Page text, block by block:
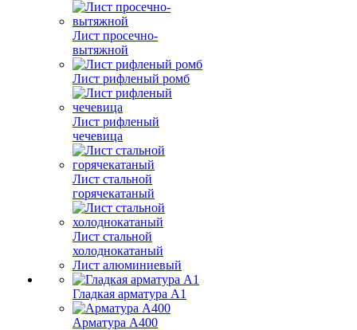
Лист просечно-
вытяжной
Лист рифленый ромб
Лист рифленый
чечевица
Лист стальной
горячекатаный
Лист стальной
холоднокатаный
Лист алюминиевый
Гладкая арматура А1
Арматура А400